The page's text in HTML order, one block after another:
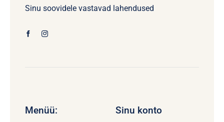
Sinu soovidele vastavad lahendused
Menüü: Sinu konto